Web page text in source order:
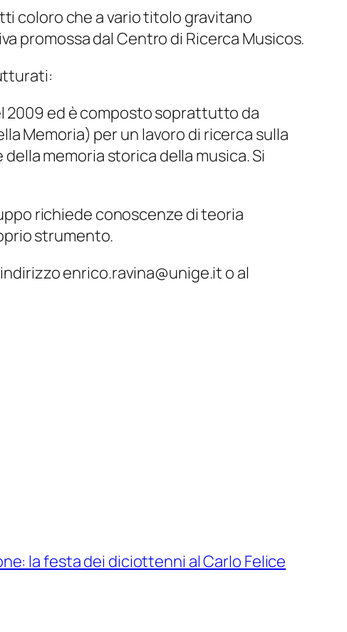
coloro che a vario titolo gravitano
promossa dal Centro di Ricerca Musicos.
2009 ed è composto soprattutto da
Memoria) per un lavoro di ricerca sulla
dellamemoria storica della musica. Si
richiede conoscenze di teoria
strumento.
enrico.ravina@unige.it o al
la festa dei diciottenni al Carlo Felice